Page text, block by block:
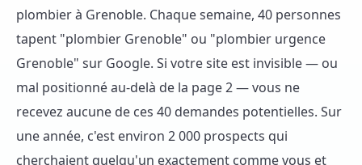
plombier à Grenoble. Chaque semaine, 40 personnes
tapent "plombier Grenoble" ou "plombier urgence
Grenoble" sur Google. Si votre site est invisible — ou
mal positionné au-delà de la page 2 — vous ne
recevez aucune de ces 40 demandes potentielles. Sur
une année, c'est environ 2 000 prospects qui
cherchaient quelqu'un exactement comme vous et